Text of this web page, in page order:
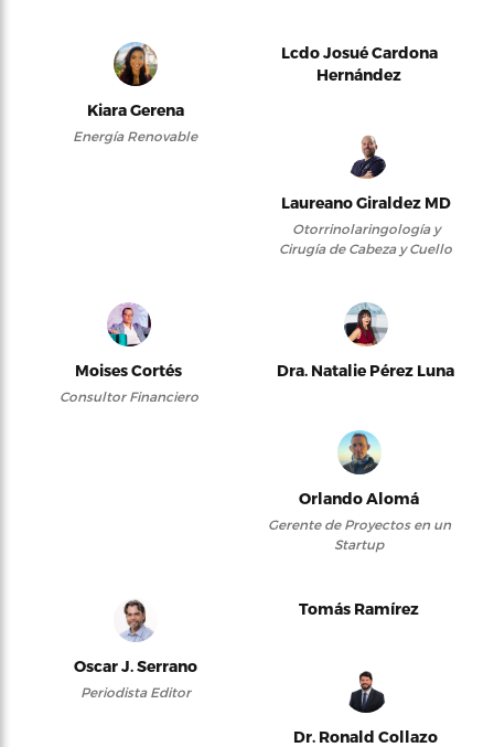
Kiara Gerena
Energía Renovable
Lcdo Josué Cardona
Hernández
Laureano Giraldez MD
Otorrinolaringología y
Cirugía de Cabeza y Cuello
Moises Cortés
Consultor Financiero
Dra. Natalie Pérez Luna
Orlando Alomá
Gerente de Proyectos en un
Startup
Oscar J. Serrano
Periodista Editor
Tomás Ramírez
Dr. Ronald Collazo